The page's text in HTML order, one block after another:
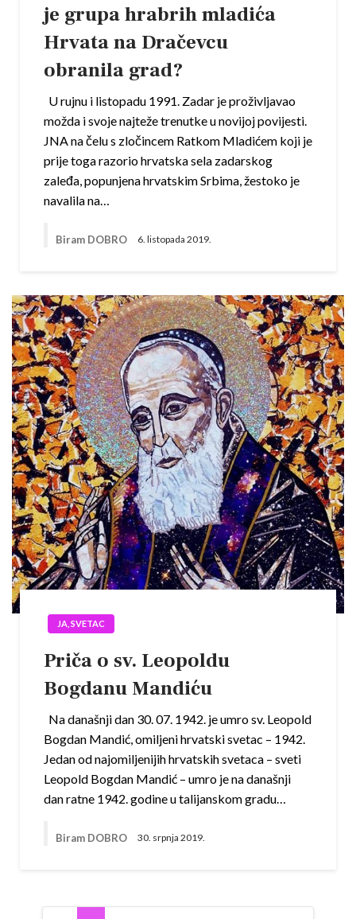
je grupa hrabrih mladića
Hrvata na Dračevcu
obranila grad?
U rujnu i listopadu 1991. Zadar je proživljavao
možda i svoje najteže trenutke u novijoj povijesti.
JNA na čelu s zločincem Ratkom Mladićem koji je
prije toga razorio hrvatska sela zadarskog
zaleđa, popunjena hrvatskim Srbima, žestoko je
navalila na…
Biram DOBRO 6. listopada 2019.
JA, SVETAC
Priča o sv. Leopoldu
Bogdanu Mandiću
Na današnji dan 30. 07. 1942. je umro sv. Leopold
Bogdan Mandić, omiljeni hrvatski svetac – 1942.
Jedan od najomiljenijih hrvatskih svetaca – sveti
Leopold Bogdan Mandić – umro je na današnji
dan ratne 1942. godine u talijanskom gradu…
Biram DOBRO 30. srpnja 2019.
Navigacija